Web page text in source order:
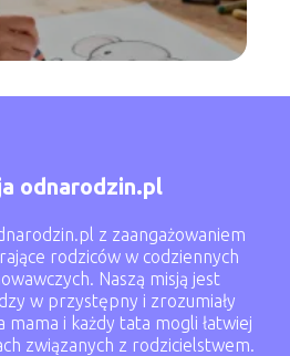
odnarodzin.pl
z zaangażowaniem
rodziców w codziennych
Naszą misją jest
w przystępny i zrozumiały
mama i każdy tata mogli łatwiej
związanych z rodzicielstwem.